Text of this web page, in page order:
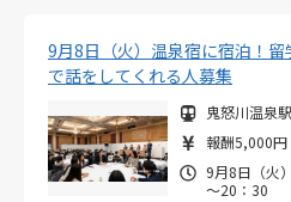
9月8日（火）温泉宿に宿泊！
で話をしてくれる人募集
鬼怒川温泉
報酬5,000円
9月8日（火
～20：30